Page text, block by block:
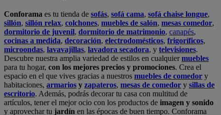
Conforama es tu tienda de sofás, sofá cama, sofá chaise longue,
sillón, sillón relax, colchones, muebles de salón, mesas comedor,
dormitorio de juvenil, dormitorio de matrimonio, canapés,
cocinas a medida, decoración, electrodomésticos, frigoríficos,
microondas, lavavajillas, lavadora secadora, y televisiones.
Descubre nuestra amplia variedad de estilos en cualquiermuebles
para tu hogar, con los mejores precios y promociones. Crea el
espacio en el que vives gracias a nuestros muebles de comedor y
habitaciones, armarios y zapateros, mesas de comedor y sillas de
escritorio. Además, podrás decorar tu casa con multitud de
artículos, tener el mejor ocio con los productos de imagen y sonido
y aprovechar tu jardín en las épocas de buen tiempo. Conforama